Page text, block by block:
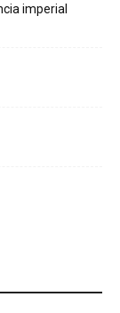
imperial